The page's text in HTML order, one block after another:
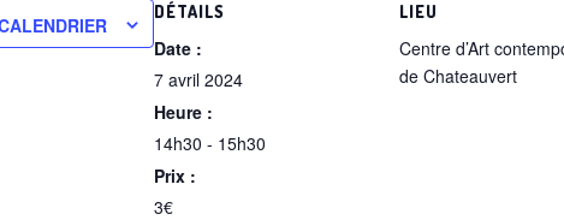
DÉTAILS
Date :
7 avril 2024
Heure :
14h30 - 15h30
Prix :
3€
LIEU
Centre d’Art
de Chateauvert